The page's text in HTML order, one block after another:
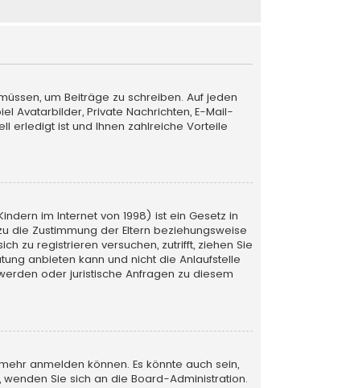
um Beiträge zu schreiben. Auf jeden
Avatarbilder, Private Nachrichten, E-Mail-
erledigt ist und Ihnen zahlreiche Vorteile
im Internet von 1998) ist ein Gesetz in
die Zustimmung der Eltern beziehungsweise
zu registrieren versuchen, zutrifft, ziehen Sie
anbieten kann und nicht die Anlaufstelle
oder juristische Anfragen zu diesem
anmelden können. Es könnte auch sein,
Sie sich an die Board-Administration.